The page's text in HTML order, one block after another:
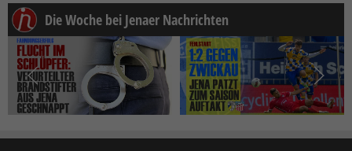
Die Woche bei Jenaer Nachrichten